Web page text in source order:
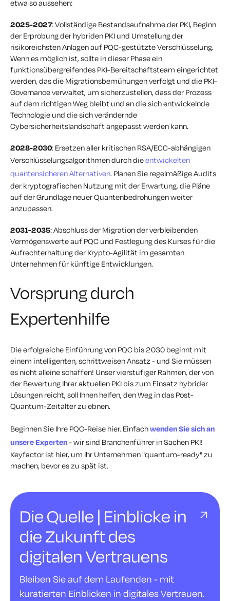
etwa so aussehen:
2025-2027: Vollständige Bestandsaufnahme der PKI, Beginn
der Erprobung der hybriden PKI und Umstellung der
risikoreichsten Anlagen auf PQC-gestützte Verschlüsselung.
Wenn es möglich ist, sollte in dieser Phase ein
funktionsübergreifendes PKI-Bereitschaftsteam eingerichtet
werden, das die Migrationsbemühungen verfolgt und die PKI-
Governance verwaltet, um sicherzustellen, dass der Prozess
auf dem richtigen Weg bleibt und an die sich entwickelnde
Technologie und die sich verändernde
Cybersicherheitslandschaft angepasst werden kann.
2028-2030: Ersetzen aller kritischen RSA/ECC-abhängigen
Verschlüsselungsalgorithmen durch dieentwickelten
quantensicheren Alternativen. Planen Sie regelmäßige Audits
der kryptografischen Nutzung mit der Erwartung, die Pläne
auf der Grundlage neuer Quantenbedrohungen weiter
anzupassen.
2031-2035: Abschluss der Migration der verbleibenden
Vermögenswerte auf PQC und Festlegung des Kurses für die
Aufrechterhaltung der Krypto-Agilität im gesamten
Unternehmen für künftige Entwicklungen.
Vorsprung durch
Expertenhilfe
Die erfolgreiche Einführung von PQC bis 2030 beginnt mit
einem intelligenten, schrittweisen Ansatz - und Sie müssen
es nicht alleine schaffen! Unser vierstufiger Rahmen, der von
der Bewertung Ihrer aktuellen PKI bis zum Einsatz hybrider
Lösungen reicht, soll Ihnen helfen, den Weg in das Post-
Quantum-Zeitalter zu ebnen.
Beginnen Sie Ihre PQC-Reise hier. Einfachwenden Sie sich an
unsere Experten- wir sind Branchenführer in Sachen PKI!
Keyfactor ist hier, um Ihr Unternehmen "quantum-ready" zu
machen, bevor es zu spät ist.
Die Quelle | Einblicke in
die Zukunft des
digitalen Vertrauens
Bleiben Sie auf dem Laufenden - mit
kuratierten Einblicken in digitales Vertrauen.